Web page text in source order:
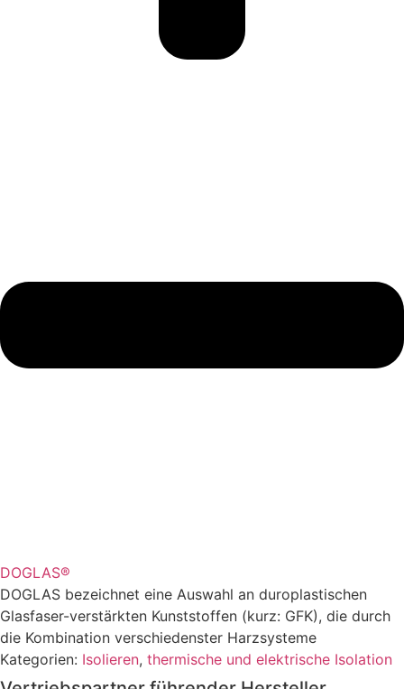
DOGLAS®
DOGLAS bezeichnet eine Auswahl an duroplastischen
Glasfaser-verstärkten Kunststoffen (kurz: GFK), die durch
die Kombination verschiedenster Harzsysteme
Kategorien: Isolieren, thermische und elektrische Isolation